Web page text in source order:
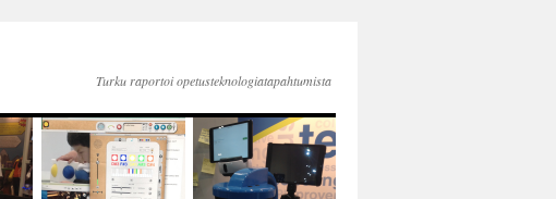
Turku raportoi opetusteknologiatapahtumista